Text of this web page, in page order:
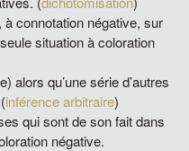
connotation négative, sur
situation à coloration
alors qu’une série d’autres
inférence arbitraire)
qui sont de son fait dans
négative.